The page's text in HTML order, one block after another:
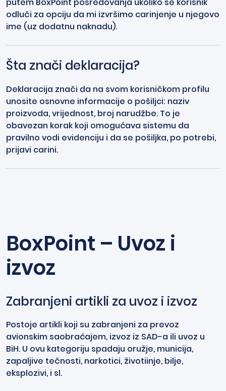
odluči za opciju da mi izvršimo carinjenje u njegovo
ime (uz dodatnu naknadu).
Šta znači deklaracija?
Deklaracija znači da na svom korisničkom profilu
unosite osnovne informacije o pošiljci: naziv
proizvoda, vrijednost, broj narudžbe. To je
obavezan korak koji omogućava sistemu da
pravilno vodi evidenciju i da se pošiljka, po potrebi,
prijavi carini.
BoxPoint – Uvoz i
izvoz
Zabranjeni artikli za uvoz i izvoz
Postoje artikli koji su zabranjeni za prevoz
avionskim saobraćajem, izvoz iz SAD-a ili uvoz u
BiH. U ovu kategoriju spadaju oružje, municija,
zapaljive tečnosti, narkotici, životiinje, bilje,
eksplozivi, i sl.